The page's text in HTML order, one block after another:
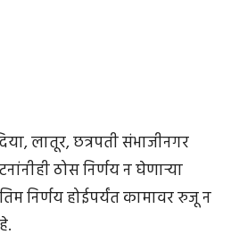
लातूर, छत्रपती संभाजीनगर
ठोस निर्णय न घेणाऱ्या
निर्णय होईपर्यंत कामावर रुजू न